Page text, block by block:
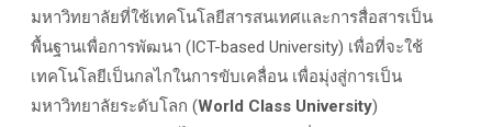
มหาวิทยาลัยที่ใช้เทคโนโลยีสารสนเทศและการสื่อสารเป็น
พื้นฐานเพื่อการพัฒนา (ICT-based University) เพื่อที่จะใช้
เทคโนโลยีเป็นกลไกในการขับเคลื่อน เพื่อมุ่งสู่การเป็น
มหาวิทยาลัยระดับโลก (World Class University)